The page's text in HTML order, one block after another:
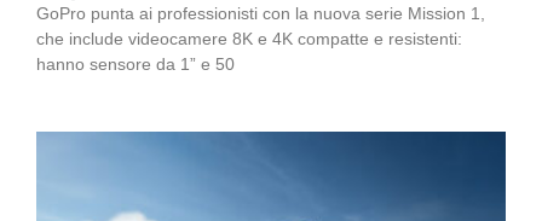
GoPro punta ai professionisti con la nuova serie Mission 1,
che include videocamere 8K e 4K compatte e resistenti:
hanno sensore da 1” e 50